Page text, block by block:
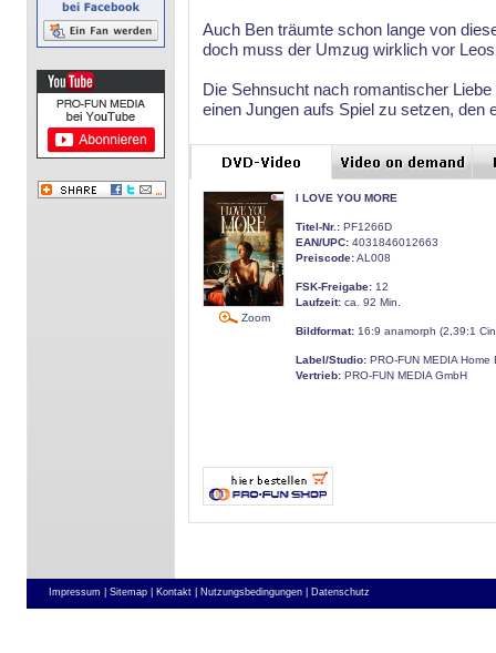
Auch Ben träumte schon lange von
doch muss der Umzug wirklich vor
Die Sehnsucht nach romantischer
einen Jungen aufs Spiel zu setzen, den
Zoom
I LOVE YOU MORE
Titel-Nr.: PF1266D
EAN/UPC: 4031846012663
Preiscode:AL008
FSK-Freigabe: 12
Laufzeit: ca. 92 Min.
Bildformat: 16:9 anamorph (2,39:1
Label/Studio: PRO-FUN MEDIA Home
Vertrieb: PRO-FUN MEDIA GmbH
Impressum | Sitemap | Kontakt | Nutzungsbedingungen | Datenschutz